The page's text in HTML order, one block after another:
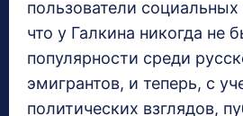
пользователи социальных
что у Галкина никогда не
популярности среди
эмигрантов, и теперь, с
политических взглядов,